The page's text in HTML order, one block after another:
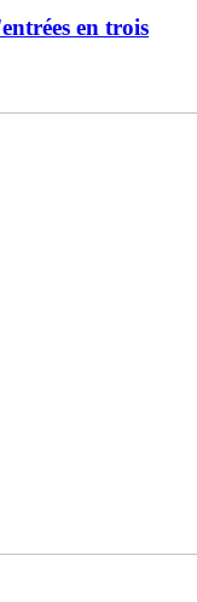
en trois